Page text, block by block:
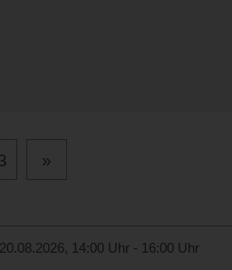
»
14:00 Uhr - 16:00 Uhr